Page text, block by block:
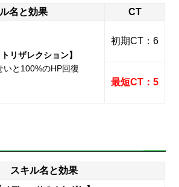
名と効果 CT
リザレクション】
いと100%のHP回復
初期CT：6
最短CT：5
スキル名と効果